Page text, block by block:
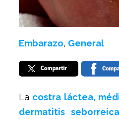
Embarazo, General
La costra láctea,
dermatitis